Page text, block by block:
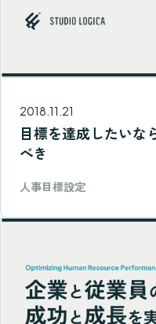
2018.11.21
目標を達成したいな
べき
人事目標設定